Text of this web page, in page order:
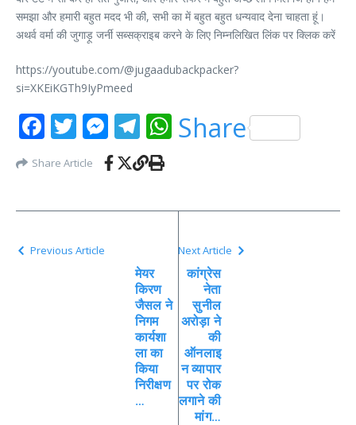
समझा और हमारी बहुत मदद भी की, सभी का में बहुत बहुत धन्यवाद देना चाहता हूं।
अथर्व वर्मा की जुगाड़ू जर्नी सब्सक्राइब करने के लिए निम्नलिखित लिंक पर क्लिक करें
https://youtube.com/@jugaadubackpacker?
si=XKEiKGTh9IyPmeed
Facebook
Twitter
Messenger
Telegram
WhatsApp
Share
Share Article
Previous Article
मेयर
किरण
जैसल ने
निगम
कार्यशा
ला का
किया
निरीक्षण
…
Next Article
कांग्रेस
नेता
सुनील
अरोड़ा ने
की
ऑनलाइ
न व्यापार
पर रोक
लगाने की
मांग…